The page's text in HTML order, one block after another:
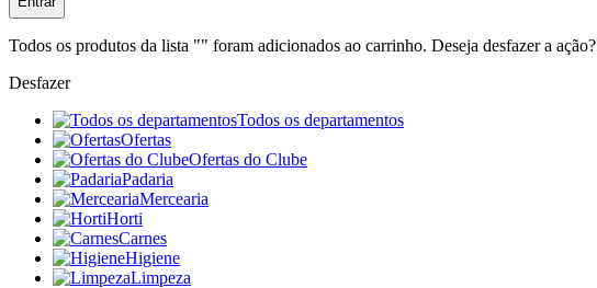
Todos os produtos da lista "" foram adicionados ao carrinho. Deseja desfazer a ação?
Desfazer
Todos os departamentos
Ofertas
Ofertas do Clube
Padaria
Mercearia
Horti
Carnes
Higiene
Limpeza